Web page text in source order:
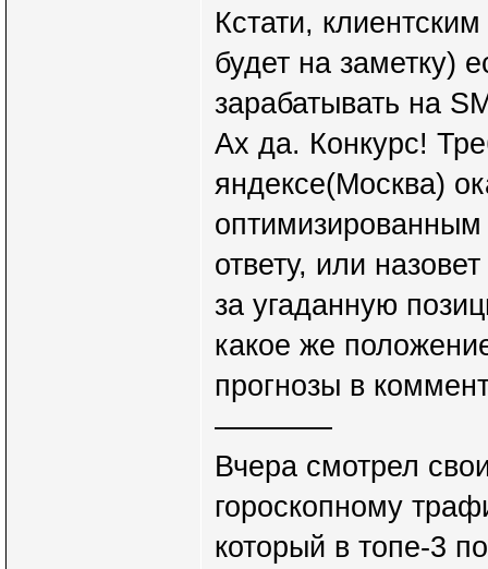
Кстати,
будет на заметку)
зарабатывать на
Ах да. Конкурс!
яндексе(Москва)
оптимизированным
ответу, или
за угаданную
какое же
прогнозы в
————
Вчера смотрел
гороскопному
который в топе-3